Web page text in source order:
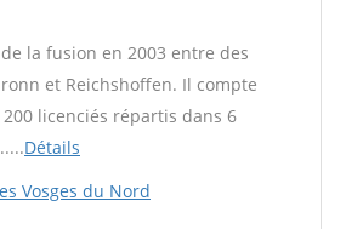
la fusion en 2003 entre des
et Reichshoffen. Il compte
licenciés répartis dans 6
Détails
Vosges du Nord